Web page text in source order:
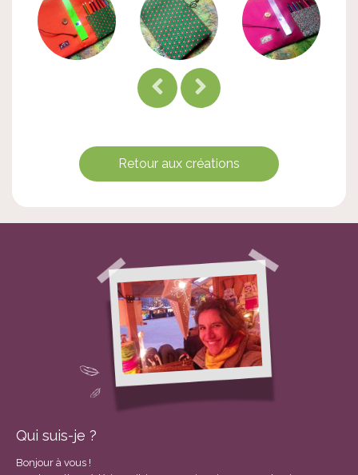
Retour aux créations
Qui suis-je ?
Bonjour à vous !